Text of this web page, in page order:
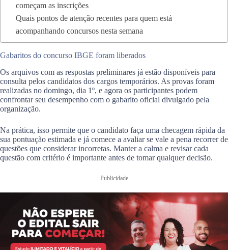
começam as inscrições
Quais pontos de atenção recentes para quem está
acompanhando concursos nesta semana
Gabaritos do concurso IBGE foram liberados
Os arquivos com as respostas preliminares já estão disponíveis para
consulta pelos candidatos dos cargos temporários. As provas foram
realizadas no domingo, dia 1º, e agora os participantes podem
confrontar seu desempenho com o gabarito oficial divulgado pela
organização.
Na prática, isso permite que o candidato faça uma checagem rápida da
sua pontuação estimada e já comece a avaliar se vale a pena recorrer de
questões que considerar incorretas. Manter a calma e revisar cada
questão com critério é importante antes de tomar qualquer decisão.
Publicidade